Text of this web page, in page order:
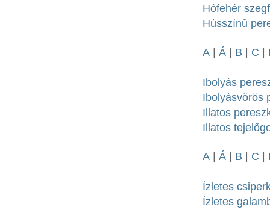
Hófehér
Hússzínű
A Á B C
Ibolyás
Ibolyásvörös
Illatos
Illatos
A Á B C
Ízletes
Ízletes